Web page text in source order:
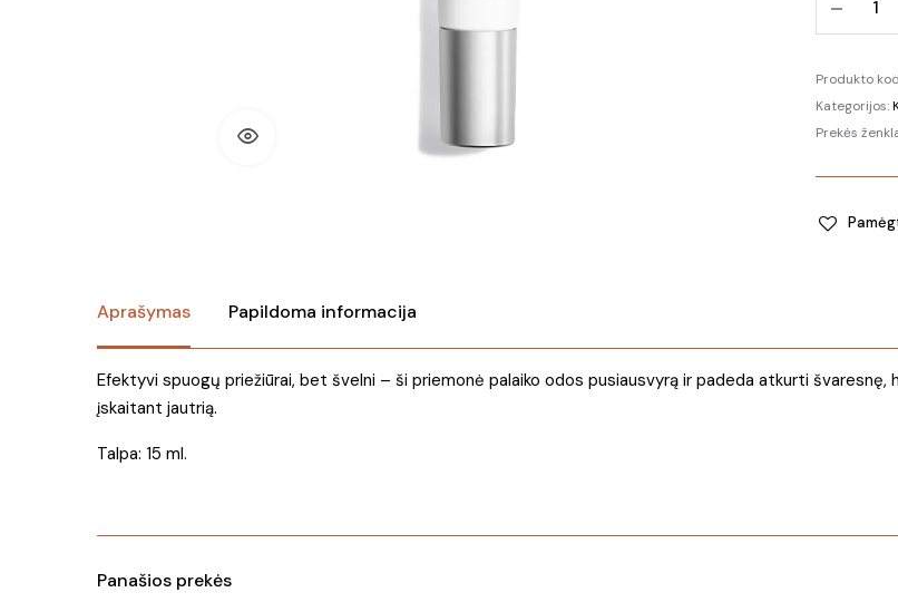
Tikslinė
kiekis
Produkto
Kategorijos:
Prekės
Aprašymas Papildoma informacija
Efektyvi spuogų priežiūrai, bet švelni – ši priemonė palaiko odos pusiausvyrą ir padeda atkurti švaresnę,
įskaitant jautrią.
Talpa: 15 ml.
Panašios prekės